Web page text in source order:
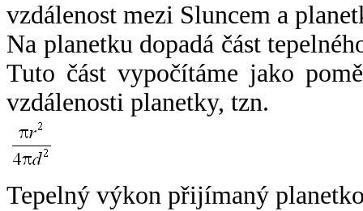
vzdálenost mezi Sluncem a
Na planetku dopadá část
Tuto část vypočítáme jako
vzdálenosti planetky, tzn.
Tepelný výkon přijímaný